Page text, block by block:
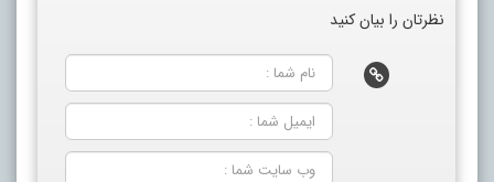
نظرتان را بیان کنید